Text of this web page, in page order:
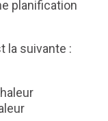
planification
la suivante :